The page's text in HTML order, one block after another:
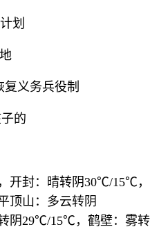
划
义务兵役制
的
开封：晴转阴30℃/15℃，
顶山：多云转阴
阴29℃/15℃，鹤壁：雾转